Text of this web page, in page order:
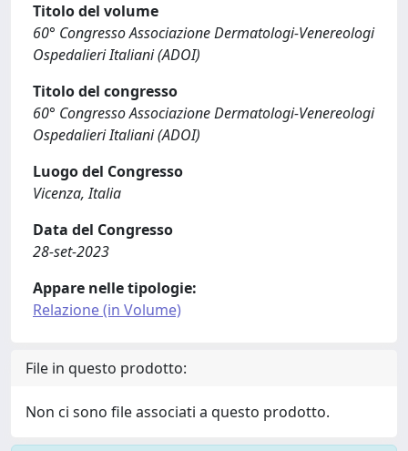
Titolo del volume
60° Congresso Associazione Dermatologi-Venereologi
Ospedalieri Italiani (ADOI)
Titolo del congresso
60° Congresso Associazione Dermatologi-Venereologi
Ospedalieri Italiani (ADOI)
Luogo del Congresso
Vicenza, Italia
Data del Congresso
28-set-2023
Appare nelle tipologie:
Relazione (in Volume)
File in questo prodotto:
Non ci sono file associati a questo prodotto.